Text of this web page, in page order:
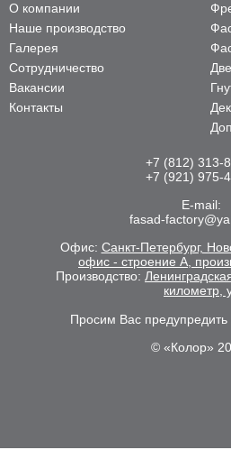
О компании
Наше производство
Галерея
Сотрудничество
Вакансии
Контакты
+7 (812) 313-
+7 (921) 975-
E-mail:
fasad-
Офис: Санкт-Петербург,
офис - строение А,
Производство:
километр,
Просим Вас
© «Колор»